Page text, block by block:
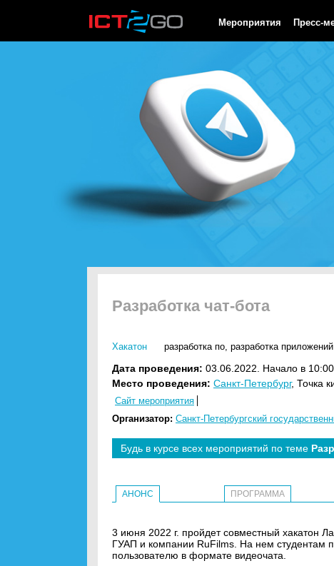
Мероприятия Пресс-
Разработка чат-бота
Хакатон разработка по, разработка приложений
Дата проведения: 03.06.2022. Начало в 10:00
Место проведения: Санкт-Петербург, Точка
Сайт мероприятия
Организатор: Санкт-Петербургский
Будь в курсе всех мероприятий по теме
АНОНС ПРОГРАММА
3 июня 2022 г. пройдет совместный хакатон
ГУАП и компании RuFilms. На нем студентам
пользователю в формате видеочата.